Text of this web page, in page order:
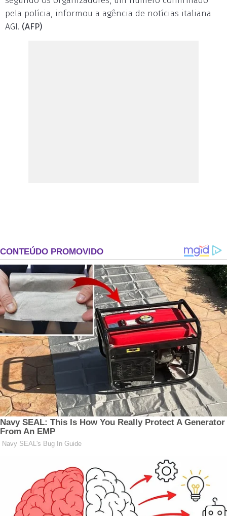
pela polícia, informou a agência de notícias italiana
AGI. (AFP)